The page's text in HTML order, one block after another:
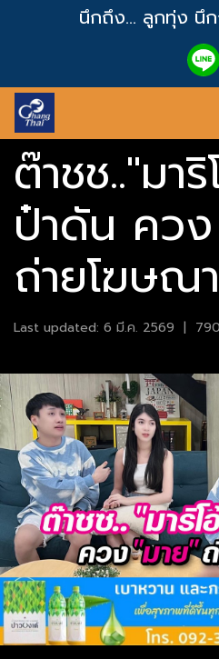
นึกถึง... ลูกทุ่ง นึ
ต๊าชช.."มา
ป๋าดัน คว
ถ่ายโฆษณา
Last updated: 6 มี.ค. 2569 |